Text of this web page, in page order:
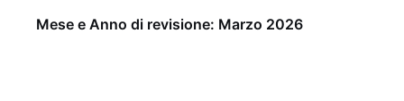
Mese e Anno di revisione: Marzo 2026